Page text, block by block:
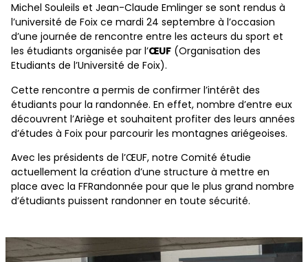
Michel Souleils et Jean-Claude Emlinger se sont rendus à
l’université de Foix ce mardi 24 septembre à l’occasion
d’une journée de rencontre entre les acteurs du sport et
les étudiants organisée par l’ŒUF (Organisation des
Etudiants de l’Université de Foix).
Cette rencontre a permis de confirmer l’intérêt des
étudiants pour la randonnée. En effet, nombre d’entre eux
découvrent l’Ariège et souhaitent profiter des leurs années
d’études à Foix pour parcourir les montagnes ariégeoises.
Avec les présidents de l’ŒUF, notre Comité étudie
actuellement la création d’une structure à mettre en
place avec la FFRandonnée pour que le plus grand nombre
d’étudiants puissent randonner en toute sécurité.